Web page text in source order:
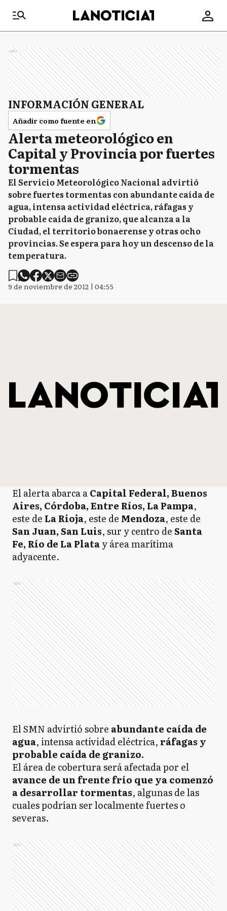
Ads
INFORMACIÓN GENERAL
Añadir como fuente en
Alerta meteorológico en
Capital y Provincia por fuertes
tormentas
El Servicio Meteorológico Nacional advirtió
sobre fuertes tormentas con abundante caída de
agua, intensa actividad eléctrica, ráfagas y
probable caída de granizo, que alcanza a la
Ciudad, el territorio bonaerense y otras ocho
provincias. Se espera para hoy un descenso de la
temperatura.
9 de noviembre de 2012 | 04:55
El alerta abarca aCapital Federal, Buenos
Aires, Córdoba, Entre Ríos, La Pampa,
este de La Rioja, este de Mendoza, este de
San Juan, San Luis, sur y centro deSanta
Fe, Río de La Platay área marítima
adyacente.
Ads
El SMN advirtió sobre abundante caída de
agua, intensa actividad eléctrica, ráfagas y
probable caída de granizo.
El área de cobertura será afectada por el
avance de un frente frío que ya comenzó
a desarrollar tormentas, algunas de las
cuales podrían ser localmente fuertes o
severas.
Ads